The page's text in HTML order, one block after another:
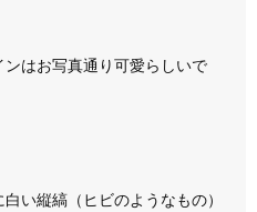
ンはお写真通り可愛らしいで
い縦縞（ヒビのようなもの）